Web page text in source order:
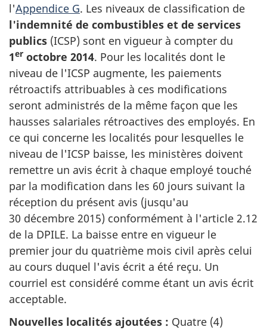
l'Appendice G. Les niveaux de classification de
l'indemnité de combustibles et de services
publics (ICSP) sont en vigueur à compter du
1er octobre 2014. Pour les localités dont le
niveau de l'ICSP augmente, les paiements
rétroactifs attribuables à ces modifications
seront administrés de la même façon que les
hausses salariales rétroactives des employés. En
ce qui concerne les localités pour lesquelles le
niveau de l'ICSP baisse, les ministères doivent
remettre un avis écrit à chaque employé touché
par la modification dans les 60 jours suivant la
réception du présent avis (jusqu'au
30 décembre 2015) conformément à l'article 2.12
de la DPILE. La baisse entre en vigueur le
premier jour du quatrième mois civil après celui
au cours duquel l'avis écrit a été reçu. Un
courriel est considéré comme étant un avis écrit
acceptable.
Nouvelles localités ajoutées : Quatre (4)